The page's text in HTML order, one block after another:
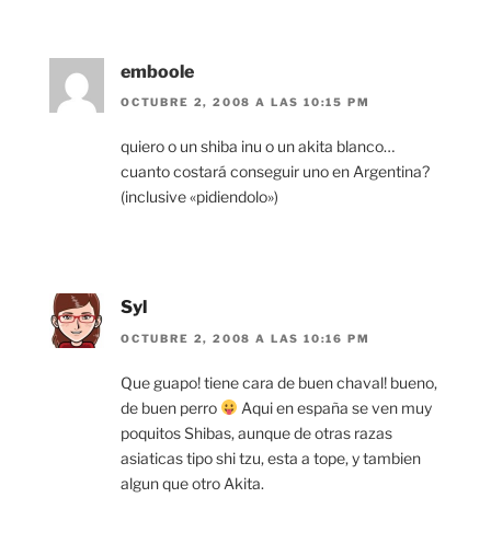
emboole
OCTUBRE 2, 2008 A LAS 10:15 PM
quiero o un shiba inu o un akita blanco…
cuanto costará conseguir uno en Argentina?
(inclusive «pidiendolo»)
Syl
OCTUBRE 2, 2008 A LAS 10:16 PM
Que guapo! tiene cara de buen chaval! bueno,
de buen perro
Aqui en españa se ven muy
poquitos Shibas, aunque de otras razas
asiaticas tipo shi tzu, esta a tope, y tambien
algun que otro Akita.